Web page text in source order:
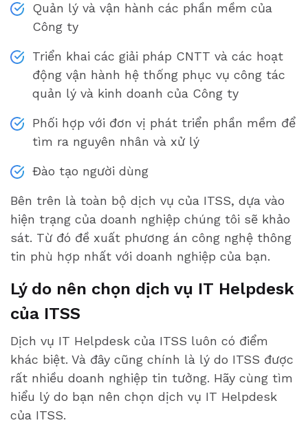
Quản lý và vận hành các phần mềm của
Công ty
Triển khai các giải pháp CNTT và các hoạt
động vận hành hệ thống phục vụ công tác
quản lý và kinh doanh của Công ty
Phối hợp với đơn vị phát triển phần mềm để
tìm ra nguyên nhân và xử lý
Đào tạo người dùng
Bên trên là toàn bộ dịch vụ của ITSS, dựa vào
hiện trạng của doanh nghiệp chúng tôi sẽ khảo
sát. Từ đó đề xuất phương án công nghệ thông
tin phù hợp nhất với doanh nghiệp của bạn.
Lý do nên chọn dịch vụ IT Helpdesk
của ITSS
Dịch vụ IT Helpdesk của ITSS luôn có điểm
khác biệt. Và đây cũng chính là lý do ITSS được
rất nhiều doanh nghiệp tin tưởng. Hãy cùng tìm
hiểu lý do bạn nên chọn dịch vụ IT Helpdesk
của ITSS.